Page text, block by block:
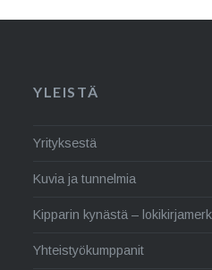
YLEISTÄ
Yrityksestä
Kuvia ja tunnelmia
Kipparin kynästä –
Yhteistyökumppanit